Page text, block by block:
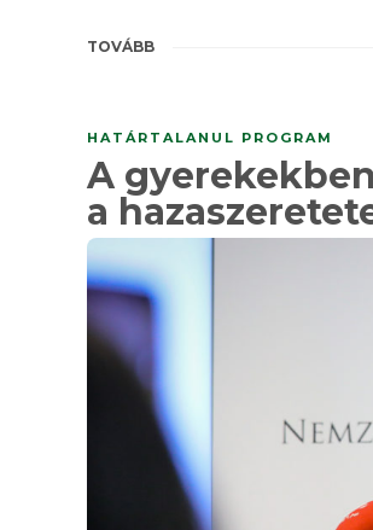
TOVÁBB
HATÁRTALANUL PROGRAM
A
a